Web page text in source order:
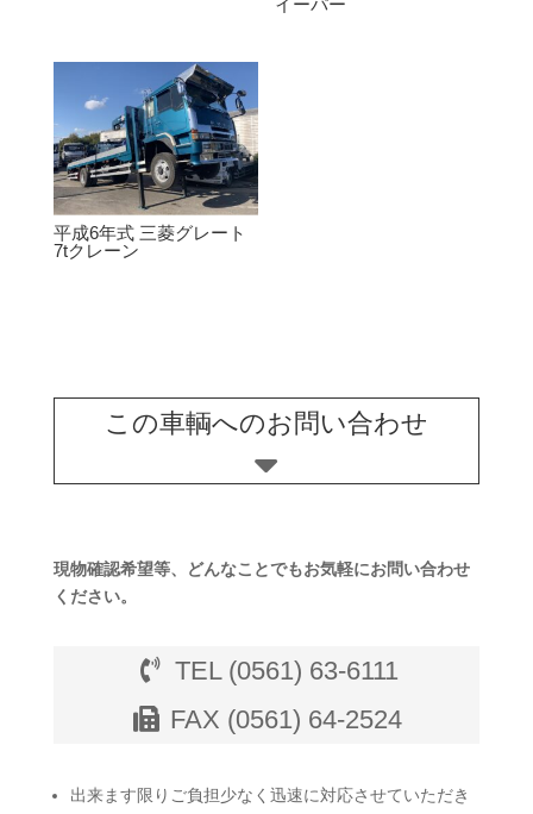
平成6年式 三菱グレート
7tクレーン
この車輌へのお問い合わせ
現物確認希望等、どんなことでもお気軽にお問い合わせ
ください。
TEL (0561) 63-6111
FAX (0561) 64-2524
出来ます限りご負担少なく迅速に対応させていただき